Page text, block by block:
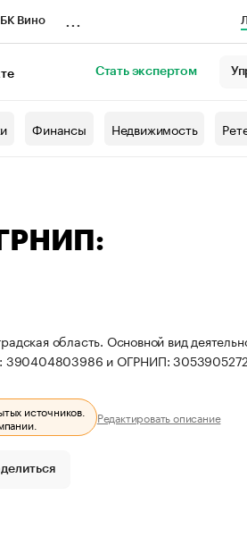
Вино
Стать экспертом
Финансы Недвижимость
область. Основной вид
390404803986 и ОГРНИП:
источников.
Редактировать описание